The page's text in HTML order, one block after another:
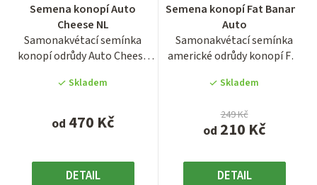
Semena konopí Auto
Cheese NL
Samonakvétací semínka
konopí odrůdy Auto Cheese
na...
hodnocení
produktu
je
4,1
z
Skladem
od 470 Kč
DETAIL
Semena konopí Fat Banana
Auto
Samonakvétací semínka
americké odrůdy konopí Fat
Autoflowering...
hodnocení
produktu
je
3,9
z
hvězdiček.
Skladem
od 210 Kč
249 Kč
DETAIL